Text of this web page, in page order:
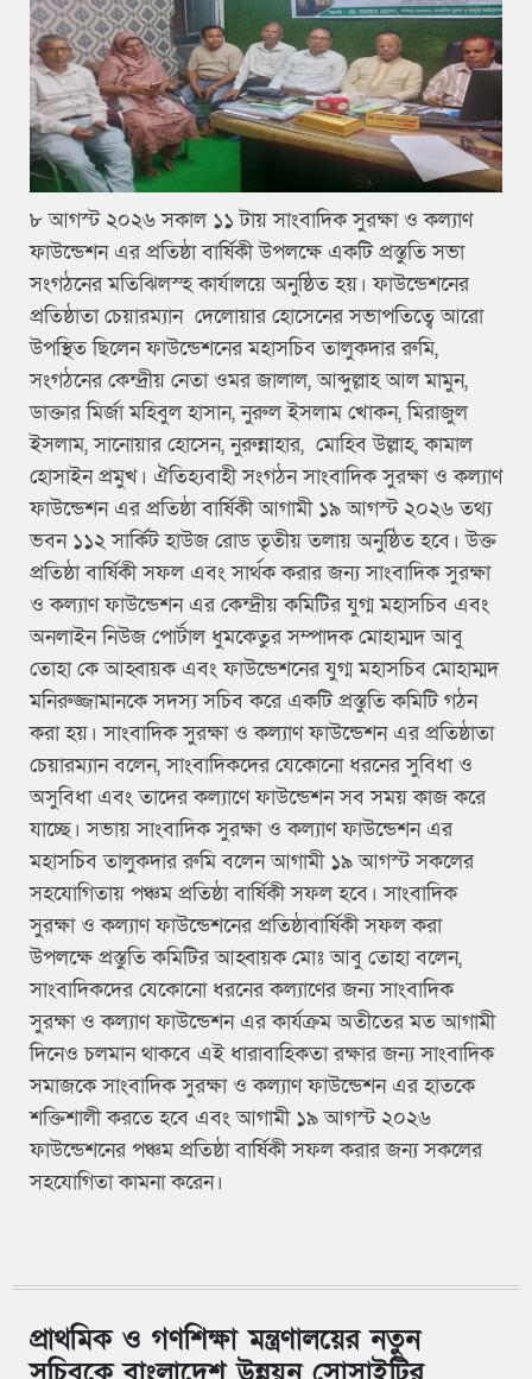
৮ আগস্ট ২০২৬ সকাল ১১ টায় সাংবাদিক সুরক্ষা ও কল্যাণ
ফাউন্ডেশন এর প্রতিষ্ঠা বার্ষিকী উপলক্ষে একটি প্রস্তুতি সভা
সংগঠনের মতিঝিলস্হ কার্যালয়ে অনুষ্ঠিত হয়। ফাউন্ডেশনের
প্রতিষ্ঠাতা চেয়ারম্যান দেলোয়ার হোসেনের সভাপতিত্বে আরো
উপস্থিত ছিলেন ফাউন্ডেশনের মহাসচিব তালুকদার রুমি,
সংগঠনের কেন্দ্রীয় নেতা ওমর জালাল, আব্দুল্লাহ আল মামুন,
ডাক্তার মির্জা মহিবুল হাসান, নুরুল ইসলাম খোকন, মিরাজুল
ইসলাম, সানোয়ার হোসেন, নুরুন্নাহার, মোহিব উল্লাহ, কামাল
হোসাইন প্রমুখ। ঐতিহ্যবাহী সংগঠন সাংবাদিক সুরক্ষা ও কল্যাণ
ফাউন্ডেশন এর প্রতিষ্ঠা বার্ষিকী আগামী ১৯ আগস্ট ২০২৬ তথ্য
ভবন ১১২ সার্কিট হাউজ রোড তৃতীয় তলায় অনুষ্ঠিত হবে। উক্ত
প্রতিষ্ঠা বার্ষিকী সফল এবং সার্থক করার জন্য সাংবাদিক সুরক্ষা
ও কল্যাণ ফাউন্ডেশন এর কেন্দ্রীয় কমিটির যুগ্ম মহাসচিব এবং
অনলাইন নিউজ পোর্টাল ধুমকেতুর সম্পাদক মোহাম্মদ আবু
তোহা কে আহ্বায়ক এবং ফাউন্ডেশনের যুগ্ম মহাসচিব মোহাম্মদ
মনিরুজ্জামানকে সদস্য সচিব করে একটি প্রস্তুতি কমিটি গঠন
করা হয়। সাংবাদিক সুরক্ষা ও কল্যাণ ফাউন্ডেশন এর প্রতিষ্ঠাতা
চেয়ারম্যান বলেন, সাংবাদিকদের যেকোনো ধরনের সুবিধা ও
অসুবিধা এবং তাদের কল্যাণে ফাউন্ডেশন সব সময় কাজ করে
যাচ্ছে। সভায় সাংবাদিক সুরক্ষা ও কল্যাণ ফাউন্ডেশন এর
মহাসচিব তালুকদার রুমি বলেন আগামী ১৯ আগস্ট সকলের
সহযোগিতায় পঞ্চম প্রতিষ্ঠা বার্ষিকী সফল হবে। সাংবাদিক
সুরক্ষা ও কল্যাণ ফাউন্ডেশনের প্রতিষ্ঠাবার্ষিকী সফল করা
উপলক্ষে প্রস্তুতি কমিটির আহ্বায়ক মোঃ আবু তোহা বলেন,
সাংবাদিকদের যেকোনো ধরনের কল্যাণের জন্য সাংবাদিক
সুরক্ষা ও কল্যাণ ফাউন্ডেশন এর কার্যক্রম অতীতের মত আগামী
দিনেও চলমান থাকবে এই ধারাবাহিকতা রক্ষার জন্য সাংবাদিক
সমাজকে সাংবাদিক সুরক্ষা ও কল্যাণ ফাউন্ডেশন এর হাতকে
শক্তিশালী করতে হবে এবং আগামী ১৯ আগস্ট ২০২৬
ফাউন্ডেশনের পঞ্চম প্রতিষ্ঠা বার্ষিকী সফল করার জন্য সকলের
সহযোগিতা কামনা করেন।
প্রাথমিক ও গণশিক্ষা মন্ত্রণালয়ের নতুন